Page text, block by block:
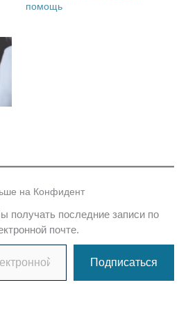
помощь
на Конфидент
получать последние записи по
почте.
Подписаться